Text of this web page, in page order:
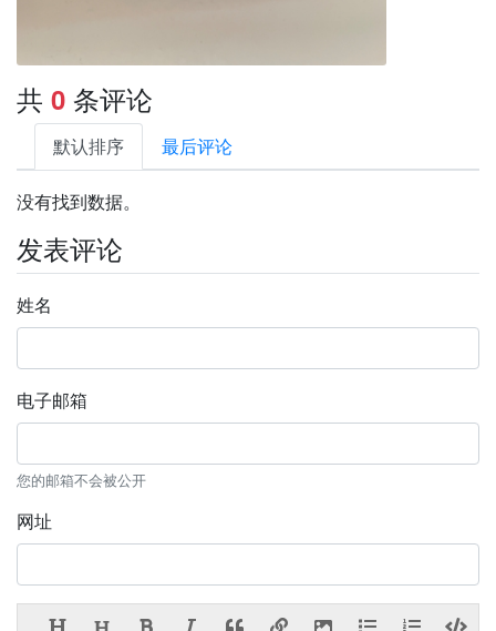
共 0 条评论
默认排序 最后评论
没有找到数据。
发表评论
姓名
电子邮箱
您的邮箱不会被公开
网址